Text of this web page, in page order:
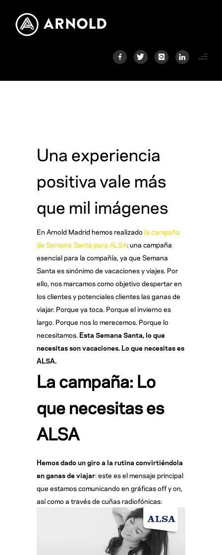
Una experiencia
positiva vale más
que mil imágenes
En Arnold Madrid hemos realizado la campaña
de Semana Santa para ALSA: una campaña
esencial para la compañía, ya que Semana
Santa es sinónimo de vacaciones y viajes. Por
ello, nos marcamos como objetivo despertar en
los clientes y potenciales clientes las ganas de
viajar. Porque ya toca. Porque el invierno es
largo. Porque nos lo merecemos. Porque lo
necesitamos. Esta Semana Santa, lo que
necesitas son vacaciones. Lo que necesitas es
ALSA.
La campaña: Lo
que necesitas es
ALSA
Hemos dado un giro a la rutina convirtiéndola
en ganas de viajar: este es el mensaje principal
que estamos comunicando en gráficas off y on,
así como a través de cuñas radiofónicas: